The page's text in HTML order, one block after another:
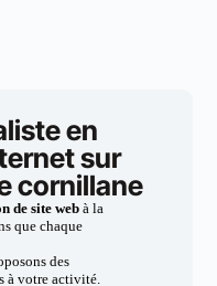
en
sur
cornillane
de site webà la
que chaque
des
à votre activité.